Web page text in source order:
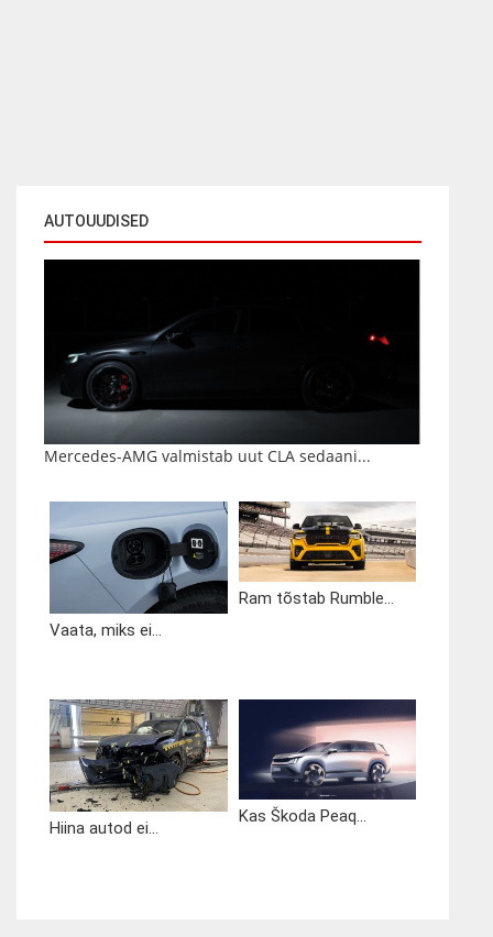
AUTOUUDISED
Mercedes-AMG valmistab uut CLA sedaani...
Vaata, miks ei...
Ram tõstab Rumble...
Hiina autod ei...
Kas Škoda Peaq...